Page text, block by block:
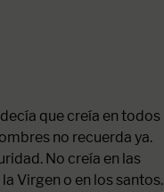
que creía en todos
no recuerda ya.
No creía en las
Virgen o en los santos.